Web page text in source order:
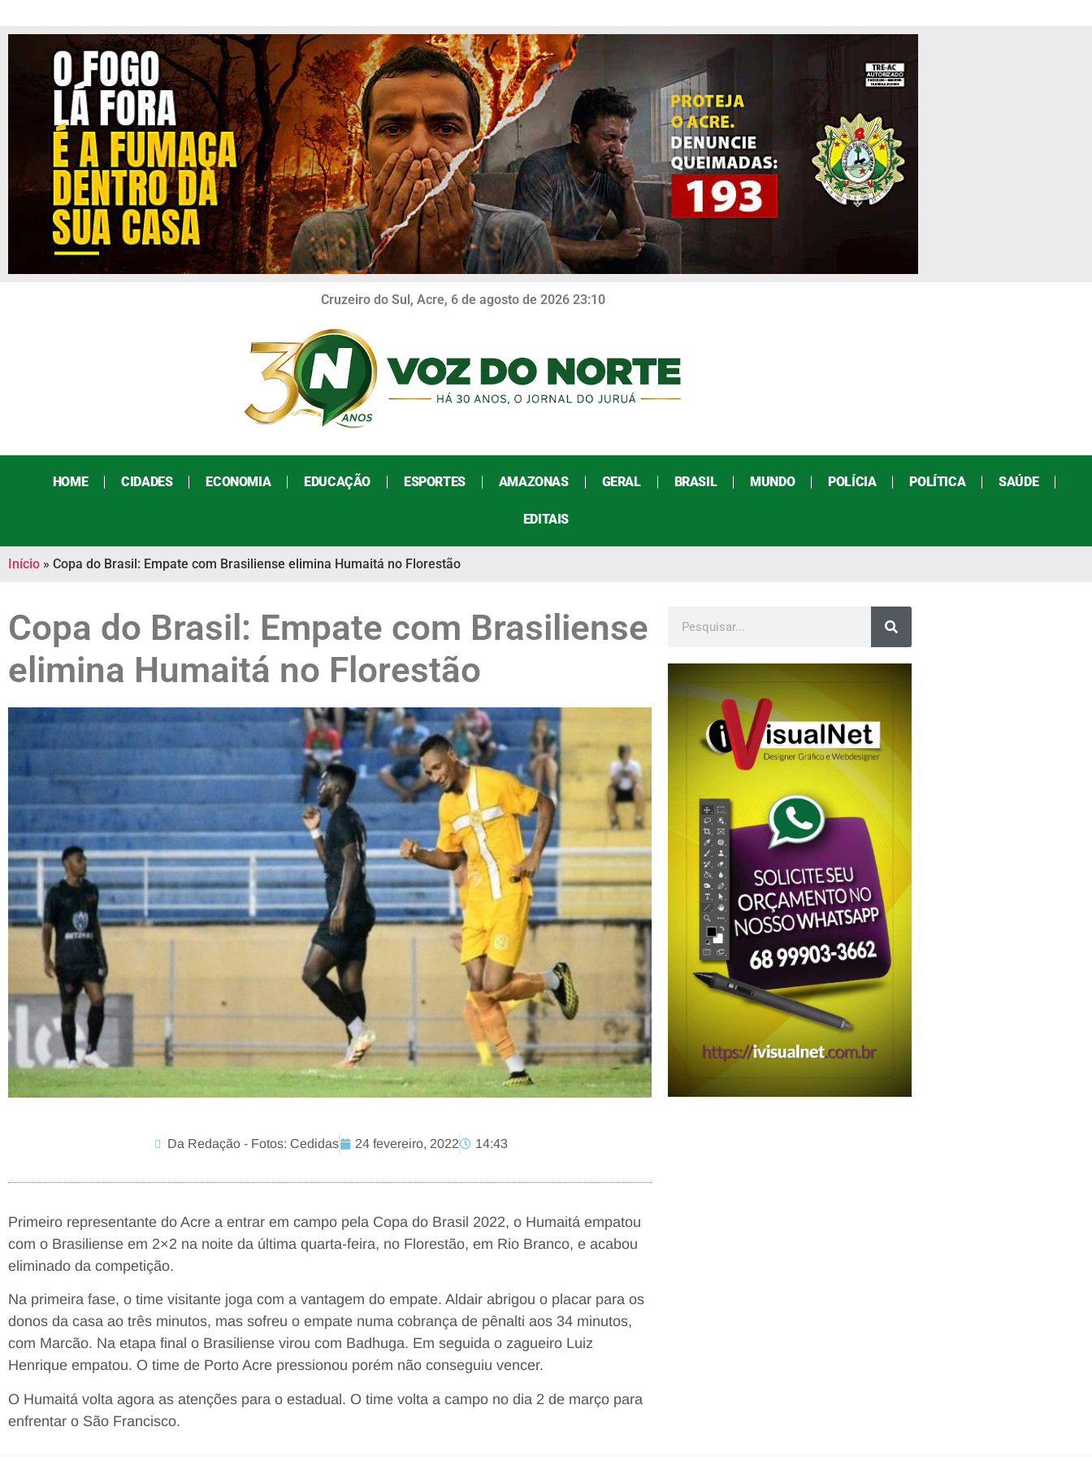
Cruzeiro do Sul, Acre, 6 de agosto de 2026 23:10
HOME CIDADES ECONOMIA EDUCAÇÃO ESPORTES AMAZONAS GERAL BRASIL MUNDO POLÍCIA POLÍTICA SAÚDE
EDITAIS
Início » Copa do Brasil: Empate com Brasiliense elimina Humaitá no Florestão
Copa do Brasil: Empate com Brasiliense
elimina Humaitá no Florestão
Da Redação - Fotos: Cedidas 24 fevereiro, 2022 14:43
Primeiro representante do Acre a entrar em campo pela Copa do Brasil 2022, o Humaitá empatou
com o Brasiliense em 2×2 na noite da última quarta-feira, no Florestão, em Rio Branco, e acabou
eliminado da competição.
Na primeira fase, o time visitante joga com a vantagem do empate. Aldair abrigou o placar para os
donos da casa ao três minutos, mas sofreu o empate numa cobrança de pênalti aos 34 minutos,
com Marcão. Na etapa final o Brasiliense virou com Badhuga. Em seguida o zagueiro Luiz
Henrique empatou. O time de Porto Acre pressionou porém não conseguiu vencer.
O Humaitá volta agora as atenções para o estadual. O time volta a campo no dia 2 de março para
enfrentar o São Francisco.